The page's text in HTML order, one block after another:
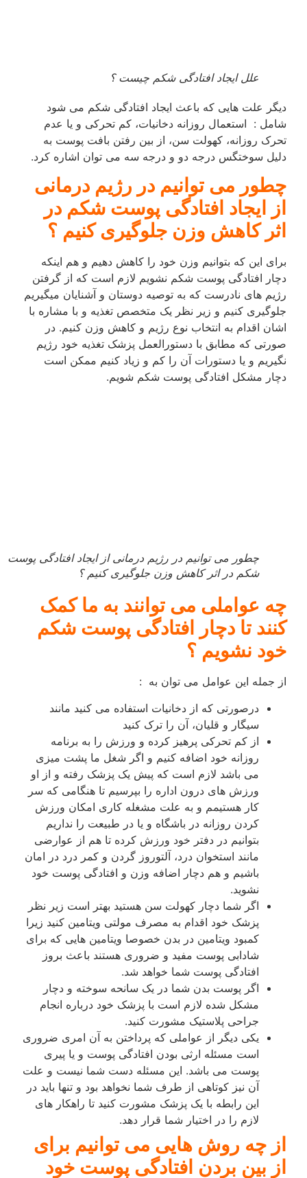
علل ایجاد افتادگی شکم چیست ؟
دیگر علت هایی که باعث ایجاد افتادگی شکم می شود
شامل : استعمال روزانه دخانیات، کم تحرکی و یا عدم
تحرک روزانه، کهولت سن، از بین رفتن بافت پوست به
دلیل سوختگس درجه دو و درجه سه می توان اشاره کرد.
چطور می توانیم در رژیم درمانی
از ایجاد افتادگی پوست شکم در
اثر کاهش وزن جلوگیری کنیم ؟
برای این که بتوانیم وزن خود را کاهش دهیم و هم اینکه
دچار افتادگی پوست شکم نشویم لازم است که از گرفتن
رژیم های نادرست که به توصیه دوستان و آشنایان میگیریم
جلوگیری کنیم و زیر نظر یک متخصص تغذیه و با مشاره با
اشان اقدام به انتخاب نوع رژیم و کاهش وزن کنیم. در
صورتی که مطابق با دستورالعمل پزشک تغذیه خود رژیم
نگیریم و یا دستورات آن را کم و زیاد کنیم ممکن است
دچار مشکل افتادگی پوست شکم شویم.
چطور می توانیم در رژیم درمانی از ایجاد افتادگی پوست
شکم در اثر کاهش وزن جلوگیری کنیم ؟
چه عواملی می توانند به ما کمک
کنند تا دچار افتادگی پوست شکم
خود نشویم ؟
از جمله این عوامل می توان به :
درصورتی که از دخانیات استفاده می کنید مانند
سیگار و قلیان، آن را ترک کنید
از کم تحرکی پرهیز کرده و ورزش را به برنامه
روزانه خود اضافه کنیم و اگر شغل ما پشت میزی
می باشد لازم است که پیش یک پزشک رفته و از او
ورزش های درون اداره را بپرسیم تا هنگامی که سر
کار هستیمم و به علت مشغله کاری امکان ورزش
کردن روزانه در باشگاه و یا در طبیعت را نداریم
بتوانیم در دفتر خود ورزش کرده تا هم از عوارضی
مانند استخوان درد، آلتوروز گردن و کمر درد در امان
باشیم و هم دچار اضافه وزن و افتادگی پوست خود
نشوید.
اگر شما دچار کهولت سن هستید بهتر است زیر نظر
پزشک خود اقدام به مصرف مولتی ویتامین کنید زیرا
کمبود ویتامین در بدن خصوصا ویتامین هایی که برای
شادابی پوست مفید و ضروری هستند باعث بروز
افتادگی پوست شما خواهد شد.
اگر پوست بدن شما در یک سانحه سوخته و دچار
مشکل شده لازم است با پزشک خود درباره انجام
جراحی پلاستیک مشورت کنید.
یکی دیگر از عواملی که پرداختن به آن امری ضروری
است مسئله ارثی بودن افتادگی پوست و یا پیری
پوست می باشد. این مسئله دست شما نیست و علت
آن نیز کوتاهی از طرف شما نخواهد بود و تنها باید در
این رابطه با یک پزشک مشورت کنید تا راهکار های
لازم را در اختیار شما قرار دهد.
از چه روش هایی می توانیم برای
از بین بردن افتادگی پوست خود